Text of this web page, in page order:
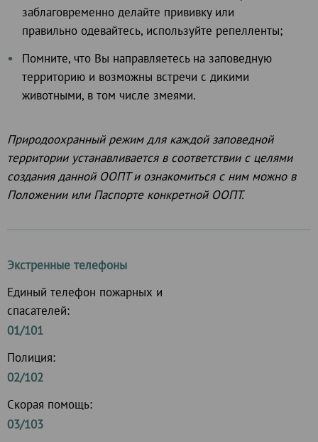
заблаговременно делайте прививку или
правильно одевайтесь, используйте репелленты;
Помните, что Вы направляетесь на заповедную
территорию и возможны встречи с дикими
животными, в том числе змеями.
Природоохранный режим для каждой заповедной
территории устанавливается в соответствии с целями
создания данной ООПТ и ознакомиться с ним можно в
Положении или Паспорте конкретной ООПТ.
Экстренные телефоны
Единый телефон пожарных и
спасателей:
01/101
Полиция:
02/102
Скорая помощь:
03/103